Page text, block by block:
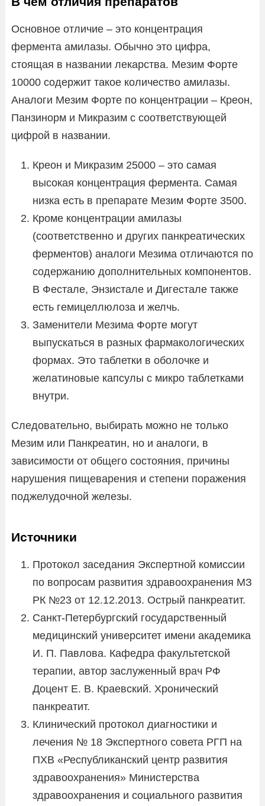
Основное отличие – это концентрация
фермента амилазы. Обычно это цифра,
стоящая в названии лекарства. Мезим Форте
10000 содержит такое количество амилазы.
Аналоги Мезим Форте по концентрации – Креон,
Панзинорм и Микразим с соответствующей
цифрой в названии.
Креон и Микразим 25000 – это самая
высокая концентрация фермента. Самая
низка есть в препарате Мезим Форте 3500.
Кроме концентрации амилазы
(соответственно и других панкреатических
ферментов) аналоги Мезима отличаются по
содержанию дополнительных компонентов.
В Фестале, Энзистале и Дигестале также
есть гемицеллюлоза и желчь.
Заменители Мезима Форте могут
выпускаться в разных фармакологических
формах. Это таблетки в оболочке и
желатиновые капсулы с микро таблетками
внутри.
Следовательно, выбирать можно не только
Мезим или Панкреатин, но и аналоги, в
зависимости от общего состояния, причины
нарушения пищеварения и степени поражения
поджелудочной железы.
Источники
Протокол заседания Экспертной комиссии
по вопросам развития здравоохранения МЗ
РК №23 от 12.12.2013. Острый панкреатит.
Санкт-Петербургский государственный
медицинский университет имени академика
И. П. Павлова. Кафедра факультетской
терапии, автор заслуженный врач РФ
Доцент Е. В. Краевский. Хронический
панкреатит.
Клинический протокол диагностики и
лечения № 18 Экспертного совета РГП на
ПХВ «Республиканский центр развития
здравоохранения» Министерства
здравоохранения и социального развития